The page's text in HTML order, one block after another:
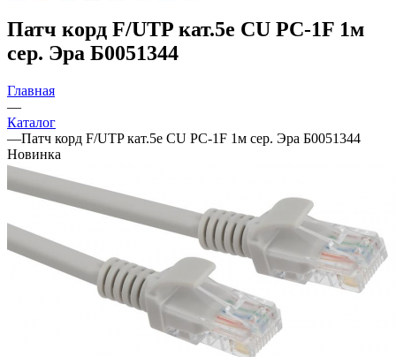
Патч корд F/UTP кат.5e CU PC-1F 1м
сер. Эра Б0051344
Главная
—
Каталог
—Патч корд F/UTP кат.5e CU PC-1F 1м сер. Эра Б0051344
Новинка